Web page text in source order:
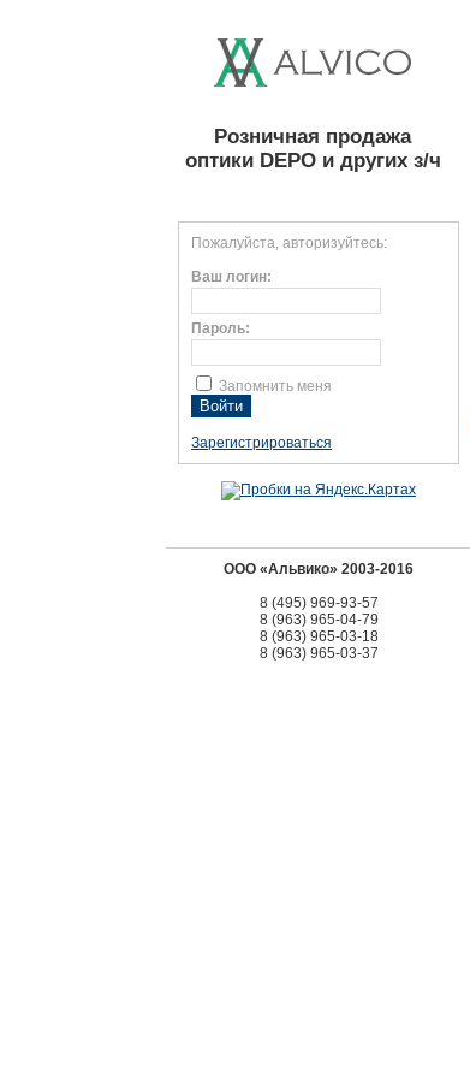
Розничная продажа
оптики DEPO и других з/ч
Пожалуйста, авторизуйтесь:
Ваш логин:
Пароль:
Запомнить меня
Зарегистрироваться
ООО «Альвико» 2003-2016
8 (495) 969-93-57
8 (963) 965-04-79
8 (963) 965-03-18
8 (963) 965-03-37